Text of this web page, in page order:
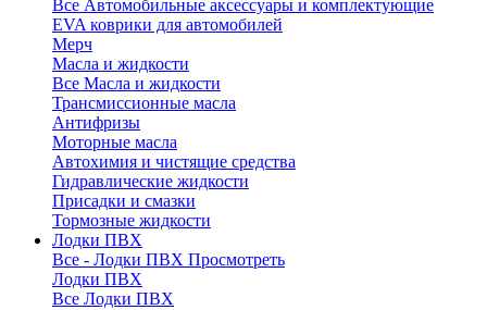
Все Автомобильные аксессуары и комплектующие
EVA коврики для автомобилей
Мерч
Масла и жидкости
Все Масла и жидкости
Трансмиссионные масла
Антифризы
Моторные масла
Автохимия и чистящие средства
Гидравлические жидкости
Присадки и смазки
Тормозные жидкости
Лодки ПВХ
Все - Лодки ПВХ Просмотреть
Лодки ПВХ
Все Лодки ПВХ